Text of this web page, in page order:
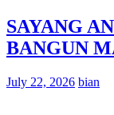
SAYANG
BANGUN
July 22, 2026 bian